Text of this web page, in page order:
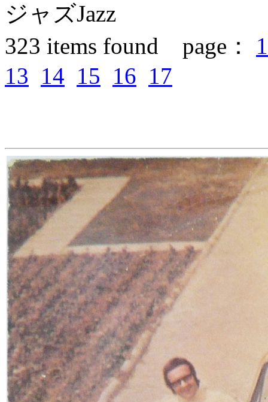
ジャズJazz
323 items found page： 1
13 14 15 16 17